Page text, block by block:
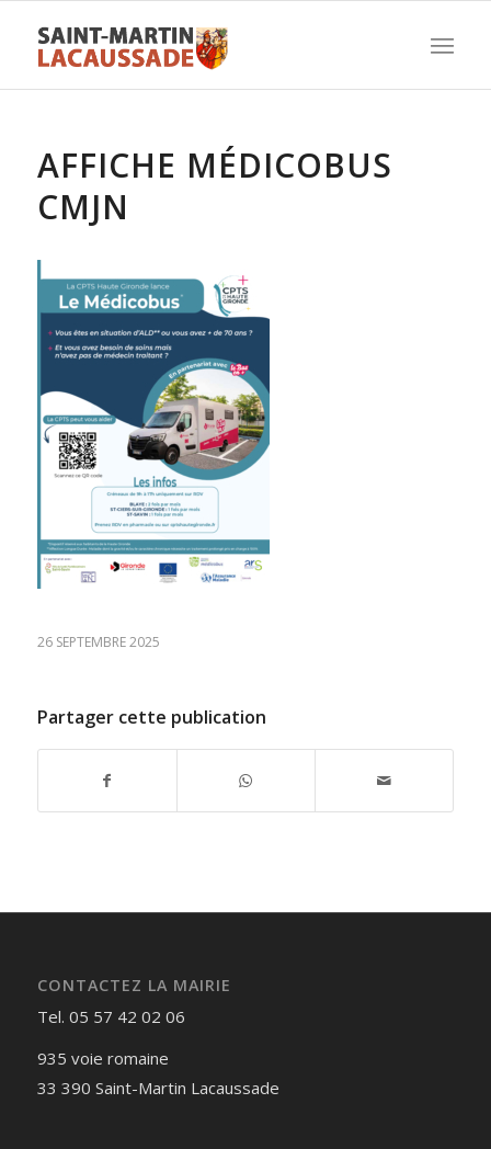
AFFICHE MÉDICOBUS
CMJN
26 SEPTEMBRE 2025
Partager cette publication
CONTACTEZ LA MAIRIE
Tel. 05 57 42 02 06
935 voie romaine
33 390 Saint-Martin Lacaussade